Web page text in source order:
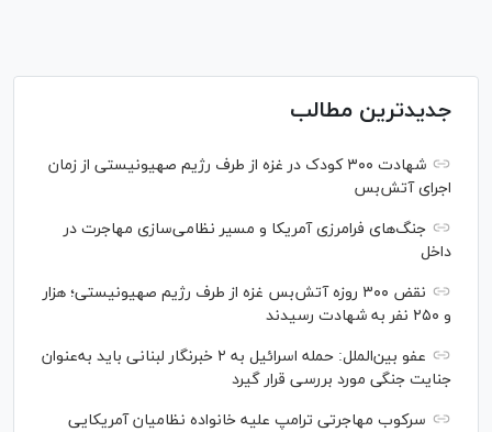
جدیدترین مطالب
شهادت ۳۰۰ کودک در غزه از طرف رژیم صهیونیستی از زمان
اجرای آتش‌بس
جنگ‌های فرامرزی آمریکا و مسیر نظامی‌سازی مهاجرت در
داخل
نقض ۳۰۰ روزه آتش‌بس غزه از طرف رژیم صهیونیستی؛ هزار
و ۲۵۰ نفر به شهادت رسیدند
عفو بین‌الملل: حمله اسرائیل به ۲ خبرنگار لبنانی باید به‌عنوان
جنایت جنگی مورد بررسی قرار گیرد
سرکوب مهاجرتی ترامپ علیه خانواده نظامیان آمریکایی